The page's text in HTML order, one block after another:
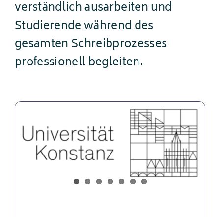
verständlich ausarbeiten und
Studierende während des
gesamten Schreibprozesses
professionell begleiten.